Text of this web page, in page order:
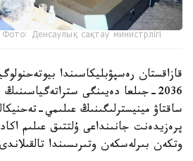
Фото: Денсаулық сақтау министрлігі
قازاقستان رەسپۋبليكاسىندا
2036-جىلعا دەيىنگى
ساقتاۋ مينيسترلىگىنىڭ عىلىمي-
پرەزيدەنت جانىنداعى ۇلتتىق عىلىم
وتكەن بىرلەسكەن وتىرىسىندا